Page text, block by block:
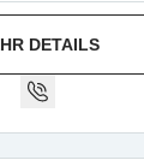
DETAILS